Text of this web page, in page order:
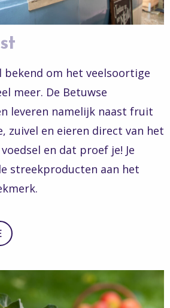
bekend om het veelsoortige
meer. De Betuwse
leveren namelijk naast fruit
zuivel en eieren direct van het
en dat proef je! Je
streekproducten aan het